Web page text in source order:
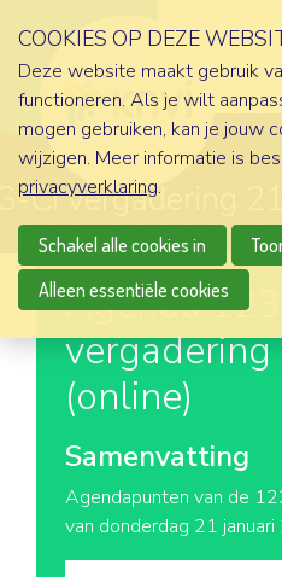
CI vergadering
Agenda
(online)
Samenvatting
Agendapunten van de
van donderdag 21
COOKIES OP DEZE
Deze website maakt gebruik
functioneren. Als je wilt
mogen gebruiken, kan je jouw
wijzigen. Meer informatie is
privacyverklaring.
Schakel alle cookies in
Alleen essentiële cookies